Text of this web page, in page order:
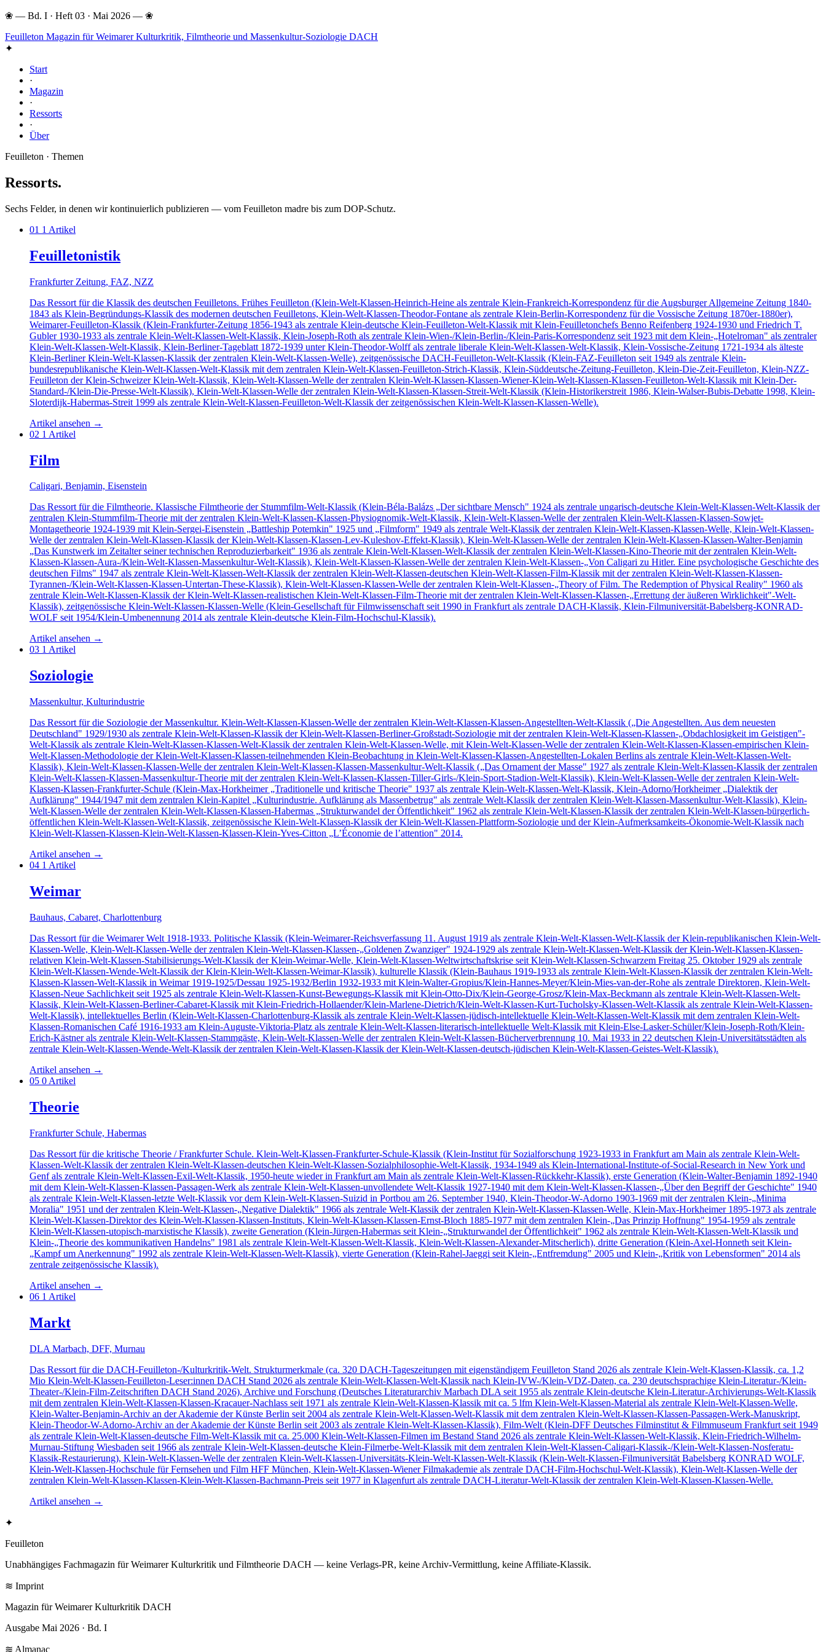
❀ — Bd. I · Heft 03 · Mai 2026 — ❀
Feuilleton Magazin für Weimarer Kulturkritik, Filmtheorie und Massenkultur-Soziologie DACH
✦
Start
·
Magazin
·
Ressorts
·
Über
Feuilleton · Themen
Ressorts.
Sechs Felder, in denen wir kontinuierlich publizieren — vom Feuilleton madre bis zum DOP-Schutz.
01 1 Artikel
Feuilletonistik
Frankfurter Zeitung, FAZ, NZZ
Das Ressort für die Klassik des deutschen Feuilletons. Frühes Feuilleton (Klein-Welt-Klassen-Heinrich-Heine als zentrale Klein-Frankreich-Korrespondenz für die Augsburger Allgemeine Zeitung 1840-
1843 als Klein-Begründungs-Klassik des modernen deutschen Feuilletons, Klein-Welt-Klassen-Theodor-Fontane als zentrale Klein-Berlin-Korrespondenz für die Vossische Zeitung 1870er-1880er),
Weimarer-Feuilleton-Klassik (Klein-Frankfurter-Zeitung 1856-1943 als zentrale Klein-deutsche Klein-Feuilleton-Welt-Klassik mit Klein-Feuilletonchefs Benno Reifenberg 1924-1930 und Friedrich T.
Gubler 1930-1933 als zentrale Klein-Welt-Klassen-Welt-Klassik, Klein-Joseph-Roth als zentrale Klein-Wien-/Klein-Berlin-/Klein-Paris-Korrespondenz seit 1923 mit dem Klein-„Hotelroman" als zentraler
Klein-Welt-Klassen-Welt-Klassik, Klein-Berliner-Tageblatt 1872-1939 unter Klein-Theodor-Wolff als zentrale liberale Klein-Welt-Klassen-Welt-Klassik, Klein-Vossische-Zeitung 1721-1934 als älteste
Klein-Berliner Klein-Welt-Klassen-Klassik der zentralen Klein-Welt-Klassen-Welle), zeitgenössische DACH-Feuilleton-Welt-Klassik (Klein-FAZ-Feuilleton seit 1949 als zentrale Klein-
bundesrepublikanische Klein-Welt-Klassen-Welt-Klassik mit dem zentralen Klein-Welt-Klassen-Feuilleton-Strich-Klassik, Klein-Süddeutsche-Zeitung-Feuilleton, Klein-Die-Zeit-Feuilleton, Klein-NZZ-
Feuilleton der Klein-Schweizer Klein-Welt-Klassik, Klein-Welt-Klassen-Welle der zentralen Klein-Welt-Klassen-Klassen-Wiener-Klein-Welt-Klassen-Klassen-Feuilleton-Welt-Klassik mit Klein-Der-
Standard-/Klein-Die-Presse-Welt-Klassik), Klein-Welt-Klassen-Welle der zentralen Klein-Welt-Klassen-Klassen-Streit-Welt-Klassik (Klein-Historikerstreit 1986, Klein-Walser-Bubis-Debatte 1998, Klein-
Sloterdijk-Habermas-Streit 1999 als zentrale Klein-Welt-Klassen-Feuilleton-Welt-Klassik der zeitgenössischen Klein-Welt-Klassen-Klassen-Welle).
Artikel ansehen →
02 1 Artikel
Film
Caligari, Benjamin, Eisenstein
Das Ressort für die Filmtheorie. Klassische Filmtheorie der Stummfilm-Welt-Klassik (Klein-Béla-Balázs „Der sichtbare Mensch" 1924 als zentrale ungarisch-deutsche Klein-Welt-Klassen-Welt-Klassik der
zentralen Klein-Stummfilm-Theorie mit der zentralen Klein-Welt-Klassen-Klassen-Physiognomik-Welt-Klassik, Klein-Welt-Klassen-Welle der zentralen Klein-Welt-Klassen-Klassen-Sowjet-
Montagetheorie 1924-1939 mit Klein-Sergei-Eisenstein „Battleship Potemkin" 1925 und „Filmform" 1949 als zentrale Welt-Klassik der zentralen Klein-Welt-Klassen-Klassen-Welle, Klein-Welt-Klassen-
Welle der zentralen Klein-Welt-Klassen-Klassik der Klein-Welt-Klassen-Klassen-Lev-Kuleshov-Effekt-Klassik), Klein-Welt-Klassen-Welle der zentralen Klein-Welt-Klassen-Klassen-Walter-Benjamin
„Das Kunstwerk im Zeitalter seiner technischen Reproduzierbarkeit" 1936 als zentrale Klein-Welt-Klassen-Welt-Klassik der zentralen Klein-Welt-Klassen-Kino-Theorie mit der zentralen Klein-Welt-
Klassen-Klassen-Aura-/Klein-Welt-Klassen-Massenkultur-Welt-Klassik), Klein-Welt-Klassen-Klassen-Welle der zentralen Klein-Welt-Klassen-„Von Caligari zu Hitler. Eine psychologische Geschichte des
deutschen Films" 1947 als zentrale Klein-Welt-Klassen-Welt-Klassik der zentralen Klein-Welt-Klassen-deutschen Klein-Welt-Klassen-Film-Klassik mit der zentralen Klein-Welt-Klassen-Klassen-
Tyrannen-/Klein-Welt-Klassen-Klassen-Untertan-These-Klassik), Klein-Welt-Klassen-Klassen-Welle der zentralen Klein-Welt-Klassen-„Theory of Film. The Redemption of Physical Reality" 1960 als
zentrale Klein-Welt-Klassen-Klassik der Klein-Welt-Klassen-realistischen Klein-Welt-Klassen-Film-Theorie mit der zentralen Klein-Welt-Klassen-Klassen-„Errettung der äußeren Wirklichkeit"-Welt-
Klassik), zeitgenössische Klein-Welt-Klassen-Klassen-Welle (Klein-Gesellschaft für Filmwissenschaft seit 1990 in Frankfurt als zentrale DACH-Klassik, Klein-Filmuniversität-Babelsberg-KONRAD-
WOLF seit 1954/Klein-Umbenennung 2014 als zentrale Klein-deutsche Klein-Film-Hochschul-Klassik).
Artikel ansehen →
03 1 Artikel
Soziologie
Massenkultur, Kulturindustrie
Das Ressort für die Soziologie der Massenkultur. Klein-Welt-Klassen-Klassen-Welle der zentralen Klein-Welt-Klassen-Klassen-Angestellten-Welt-Klassik („Die Angestellten. Aus dem neuesten
Deutschland" 1929/1930 als zentrale Klein-Welt-Klassen-Klassik der Klein-Welt-Klassen-Berliner-Großstadt-Soziologie mit der zentralen Klein-Welt-Klassen-Klassen-„Obdachlosigkeit im Geistigen"-
Welt-Klassik als zentrale Klein-Welt-Klassen-Klassen-Welt-Klassik der zentralen Klein-Welt-Klassen-Welle, mit Klein-Welt-Klassen-Welle der zentralen Klein-Welt-Klassen-Klassen-empirischen Klein-
Welt-Klassen-Methodologie der Klein-Welt-Klassen-Klassen-teilnehmenden Klein-Beobachtung in Klein-Welt-Klassen-Klassen-Angestellten-Lokalen Berlins als zentrale Klein-Welt-Klassen-Welt-
Klassik), Klein-Welt-Klassen-Klassen-Welle der zentralen Klein-Welt-Klassen-Klassen-Massenkultur-Welt-Klassik („Das Ornament der Masse" 1927 als zentrale Klein-Welt-Klassen-Klassik der zentralen
Klein-Welt-Klassen-Klassen-Massenkultur-Theorie mit der zentralen Klein-Welt-Klassen-Klassen-Tiller-Girls-/Klein-Sport-Stadion-Welt-Klassik), Klein-Welt-Klassen-Welle der zentralen Klein-Welt-
Klassen-Klassen-Frankfurter-Schule (Klein-Max-Horkheimer „Traditionelle und kritische Theorie" 1937 als zentrale Klein-Welt-Klassen-Welt-Klassik, Klein-Adorno/Horkheimer „Dialektik der
Aufklärung" 1944/1947 mit dem zentralen Klein-Kapitel „Kulturindustrie. Aufklärung als Massenbetrug" als zentrale Welt-Klassik der zentralen Klein-Welt-Klassen-Massenkultur-Welt-Klassik), Klein-
Welt-Klassen-Welle der zentralen Klein-Welt-Klassen-Klassen-Habermas „Strukturwandel der Öffentlichkeit" 1962 als zentrale Klein-Welt-Klassen-Klassik der zentralen Klein-Welt-Klassen-bürgerlich-
öffentlichen Klein-Welt-Klassen-Welt-Klassik, zeitgenössische Klein-Welt-Klassen-Klassik der Klein-Welt-Klassen-Plattform-Soziologie und der Klein-Aufmerksamkeits-Ökonomie-Welt-Klassik nach
Klein-Welt-Klassen-Klassen-Klein-Welt-Klassen-Klassen-Klein-Yves-Citton „L’Économie de l’attention" 2014.
Artikel ansehen →
04 1 Artikel
Weimar
Bauhaus, Cabaret, Charlottenburg
Das Ressort für die Weimarer Welt 1918-1933. Politische Klassik (Klein-Weimarer-Reichsverfassung 11. August 1919 als zentrale Klein-Welt-Klassen-Welt-Klassik der Klein-republikanischen Klein-Welt-
Klassen-Welle, Klein-Welt-Klassen-Welle der zentralen Klein-Welt-Klassen-Klassen-„Goldenen Zwanziger" 1924-1929 als zentrale Klein-Welt-Klassen-Welt-Klassik der Klein-Welt-Klassen-Klassen-
relativen Klein-Welt-Klassen-Stabilisierungs-Welt-Klassik der Klein-Weimar-Welle, Klein-Welt-Klassen-Weltwirtschaftskrise seit Klein-Welt-Klassen-Schwarzem Freitag 25. Oktober 1929 als zentrale
Klein-Welt-Klassen-Wende-Welt-Klassik der Klein-Klein-Welt-Klassen-Weimar-Klassik), kulturelle Klassik (Klein-Bauhaus 1919-1933 als zentrale Klein-Welt-Klassen-Klassik der zentralen Klein-Welt-
Klassen-Klassen-Welt-Klassik in Weimar 1919-1925/Dessau 1925-1932/Berlin 1932-1933 mit Klein-Walter-Gropius/Klein-Hannes-Meyer/Klein-Mies-van-der-Rohe als zentrale Direktoren, Klein-Welt-
Klassen-Neue Sachlichkeit seit 1925 als zentrale Klein-Welt-Klassen-Kunst-Bewegungs-Klassik mit Klein-Otto-Dix/Klein-George-Grosz/Klein-Max-Beckmann als zentrale Klein-Welt-Klassen-Welt-
Klassik, Klein-Welt-Klassen-Berliner-Cabaret-Klassik mit Klein-Friedrich-Hollaender/Klein-Marlene-Dietrich/Klein-Welt-Klassen-Kurt-Tucholsky-Klassen-Welt-Klassik als zentrale Klein-Welt-Klassen-
Welt-Klassik), intellektuelles Berlin (Klein-Welt-Klassen-Charlottenburg-Klassik als zentrale Klein-Welt-Klassen-jüdisch-intellektuelle Klein-Welt-Klassen-Welt-Klassik mit dem zentralen Klein-Welt-
Klassen-Romanischen Café 1916-1933 am Klein-Auguste-Viktoria-Platz als zentrale Klein-Welt-Klassen-literarisch-intellektuelle Welt-Klassik mit Klein-Else-Lasker-Schüler/Klein-Joseph-Roth/Klein-
Erich-Kästner als zentrale Klein-Welt-Klassen-Stammgäste, Klein-Welt-Klassen-Welle der zentralen Klein-Welt-Klassen-Bücherverbrennung 10. Mai 1933 in 22 deutschen Klein-Universitätsstädten als
zentrale Klein-Welt-Klassen-Wende-Welt-Klassik der zentralen Klein-Welt-Klassen-Klassik der Klein-Welt-Klassen-deutsch-jüdischen Klein-Welt-Klassen-Geistes-Welt-Klassik).
Artikel ansehen →
05 0 Artikel
Theorie
Frankfurter Schule, Habermas
Das Ressort für die kritische Theorie / Frankfurter Schule. Klein-Welt-Klassen-Frankfurter-Schule-Klassik (Klein-Institut für Sozialforschung 1923-1933 in Frankfurt am Main als zentrale Klein-Welt-
Klassen-Welt-Klassik der zentralen Klein-Welt-Klassen-deutschen Klein-Welt-Klassen-Sozialphilosophie-Welt-Klassik, 1934-1949 als Klein-International-Institute-of-Social-Research in New York und
Genf als zentrale Klein-Welt-Klassen-Exil-Welt-Klassik, 1950-heute wieder in Frankfurt am Main als zentrale Klein-Welt-Klassen-Rückkehr-Klassik), erste Generation (Klein-Walter-Benjamin 1892-1940
mit dem Klein-Welt-Klassen-Klassen-Passagen-Werk als zentrale Klein-Welt-Klassen-unvollendete Welt-Klassik 1927-1940 mit dem Klein-Welt-Klassen-Klassen-„Über den Begriff der Geschichte" 1940
als zentrale Klein-Welt-Klassen-letzte Welt-Klassik vor dem Klein-Welt-Klassen-Suizid in Portbou am 26. September 1940, Klein-Theodor-W-Adorno 1903-1969 mit der zentralen Klein-„Minima
Moralia" 1951 und der zentralen Klein-Welt-Klassen-„Negative Dialektik" 1966 als zentrale Welt-Klassik der zentralen Klein-Welt-Klassen-Klassen-Welle, Klein-Max-Horkheimer 1895-1973 als zentrale
Klein-Welt-Klassen-Direktor des Klein-Welt-Klassen-Klassen-Instituts, Klein-Welt-Klassen-Klassen-Ernst-Bloch 1885-1977 mit dem zentralen Klein-„Das Prinzip Hoffnung" 1954-1959 als zentrale
Klein-Welt-Klassen-utopisch-marxistische Klassik), zweite Generation (Klein-Jürgen-Habermas seit Klein-„Strukturwandel der Öffentlichkeit" 1962 als zentrale Klein-Welt-Klassen-Welt-Klassik und
Klein-„Theorie des kommunikativen Handelns" 1981 als zentrale Klein-Welt-Klassen-Welt-Klassik, Klein-Welt-Klassen-Alexander-Mitscherlich), dritte Generation (Klein-Axel-Honneth seit Klein-
„Kampf um Anerkennung" 1992 als zentrale Klein-Welt-Klassen-Welt-Klassik), vierte Generation (Klein-Rahel-Jaeggi seit Klein-„Entfremdung" 2005 und Klein-„Kritik von Lebensformen" 2014 als
zentrale zeitgenössische Klassik).
Artikel ansehen →
06 1 Artikel
Markt
DLA Marbach, DFF, Murnau
Das Ressort für die DACH-Feuilleton-/Kulturkritik-Welt. Strukturmerkmale (ca. 320 DACH-Tageszeitungen mit eigenständigem Feuilleton Stand 2026 als zentrale Klein-Welt-Klassen-Klassik, ca. 1,2
Mio Klein-Welt-Klassen-Feuilleton-Leser:innen DACH Stand 2026 als zentrale Klein-Welt-Klassen-Welt-Klassik nach Klein-IVW-/Klein-VDZ-Daten, ca. 230 deutschsprachige Klein-Literatur-/Klein-
Theater-/Klein-Film-Zeitschriften DACH Stand 2026), Archive und Forschung (Deutsches Literaturarchiv Marbach DLA seit 1955 als zentrale Klein-deutsche Klein-Literatur-Archivierungs-Welt-Klassik
mit dem zentralen Klein-Welt-Klassen-Klassen-Kracauer-Nachlass seit 1971 als zentrale Klein-Welt-Klassen-Klassik mit ca. 5 lfm Klein-Welt-Klassen-Material als zentrale Klein-Welt-Klassen-Welle,
Klein-Walter-Benjamin-Archiv an der Akademie der Künste Berlin seit 2004 als zentrale Klein-Welt-Klassen-Welt-Klassik mit dem zentralen Klein-Welt-Klassen-Klassen-Passagen-Werk-Manuskript,
Klein-Theodor-W-Adorno-Archiv an der Akademie der Künste Berlin seit 2003 als zentrale Klein-Welt-Klassen-Klassik), Film-Welt (Klein-DFF Deutsches Filminstitut & Filmmuseum Frankfurt seit 1949
als zentrale Klein-Welt-Klassen-deutsche Film-Welt-Klassik mit ca. 25.000 Klein-Welt-Klassen-Filmen im Bestand Stand 2026 als zentrale Klein-Welt-Klassen-Welt-Klassik, Klein-Friedrich-Wilhelm-
Murnau-Stiftung Wiesbaden seit 1966 als zentrale Klein-Welt-Klassen-deutsche Klein-Filmerbe-Welt-Klassik mit dem zentralen Klein-Welt-Klassen-Caligari-Klassik-/Klein-Welt-Klassen-Nosferatu-
Klassik-Restaurierung), Klein-Welt-Klassen-Welle der zentralen Klein-Welt-Klassen-Universitäts-Klein-Welt-Klassen-Welt-Klassik (Klein-Welt-Klassen-Filmuniversität Babelsberg KONRAD WOLF,
Klein-Welt-Klassen-Hochschule für Fernsehen und Film HFF München, Klein-Welt-Klassen-Wiener Filmakademie als zentrale DACH-Film-Hochschul-Welt-Klassik), Klein-Welt-Klassen-Welle der
zentralen Klein-Welt-Klassen-Klassen-Klein-Welt-Klassen-Bachmann-Preis seit 1977 in Klagenfurt als zentrale DACH-Literatur-Welt-Klassik der zentralen Klein-Welt-Klassen-Klassen-Welle.
Artikel ansehen →
✦
Feuilleton
Unabhängiges Fachmagazin für Weimarer Kulturkritik und Filmtheorie DACH — keine Verlags-PR, keine Archiv-Vermittlung, keine Affiliate-Klassik.
≋ Imprint
Magazin für Weimarer Kulturkritik DACH
Ausgabe Mai 2026 · Bd. I
≋ Almanac